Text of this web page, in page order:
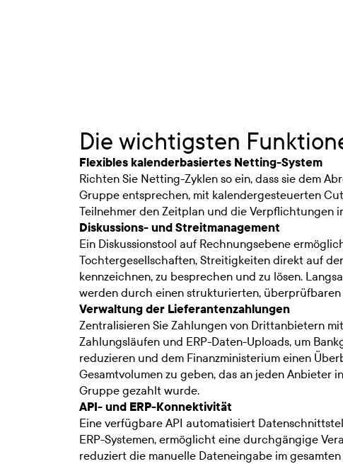
Die wichtigsten
Flexibles kalenderbasiertes Netting-System
Richten Sie Netting-Zyklen so ein, dass sie dem
Gruppe entsprechen, mit kalendergesteuerten
Teilnehmer den Zeitplan und die Verpflichtungen
Diskussions- und Streitmanagement
Ein Diskussionstool auf Rechnungsebene
Tochtergesellschaften, Streitigkeiten direkt auf
kennzeichnen, zu besprechen und zu lösen.
werden durch einen strukturierten, überprüfbaren
Verwaltung der Lieferantenzahlungen
Zentralisieren Sie Zahlungen von Drittanbietern
Zahlungsläufen und ERP-Daten-Uploads, um
reduzieren und dem Finanzministerium einen
Gesamtvolumen zu geben, das an jeden Anbieter
Gruppe gezahlt wurde.
API- und ERP-Konnektivität
Eine verfügbare API automatisiert
ERP-Systemen, ermöglicht eine durchgängige
reduziert die manuelle Dateneingabe im